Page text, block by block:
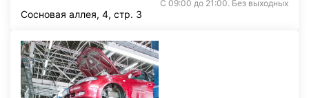
С 09:00 до 21:00. Без выходных
Сосновая аллея, 4, стр. 3